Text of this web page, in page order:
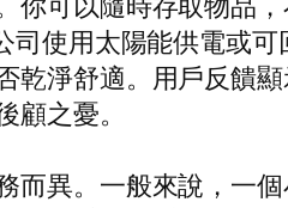
使用太陽能供電或可
乾淨舒適。用戶反饋
之憂。
而異。一般來說，一